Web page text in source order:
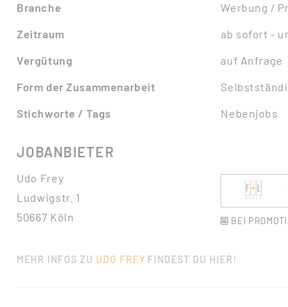
Branche
Werbung /
Zeitraum
ab sofort -
Vergütung
auf Anfrage
Form der Zusammenarbeit
Stichworte / Tags
Nebenjobs
JOBANBIETER
Udo Frey
Ludwigstr. 1
50667 Köln
BEI
MEHR INFOS ZU UDO FREY FINDEST DU HIER!